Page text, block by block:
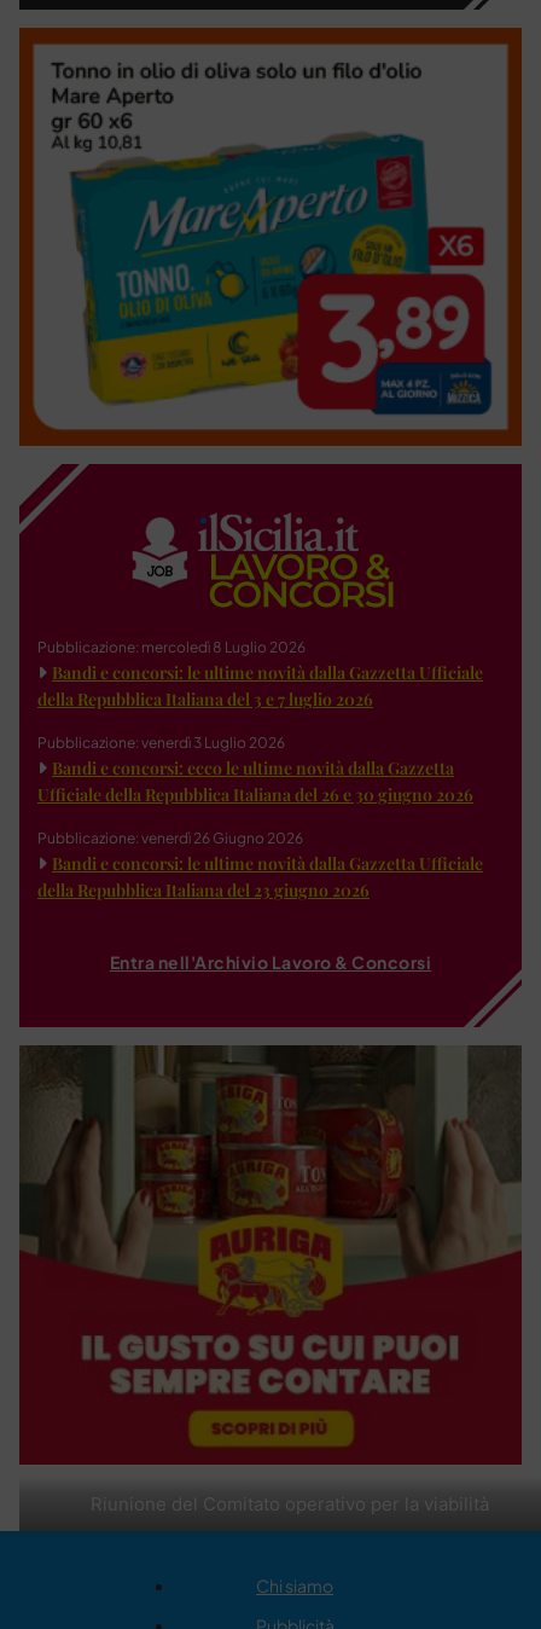
Riunione del Comitato operativo per la viabilità
Pubblicazione: mercoledì 8 Luglio 2026
Bandi e concorsi: le ultime novità dalla Gazzetta Ufficiale
della Repubblica Italiana del 3 e 7 luglio 2026
Pubblicazione: venerdì 3 Luglio 2026
Bandi e concorsi: ecco le ultime novità dalla Gazzetta
Ufficiale della Repubblica Italiana del 26 e 30 giugno 2026
Pubblicazione: venerdì 26 Giugno 2026
Bandi e concorsi: le ultime novità dalla Gazzetta Ufficiale
della Repubblica Italiana del 23 giugno 2026
Entra nell'Archivio Lavoro & Concorsi
Chi siamo